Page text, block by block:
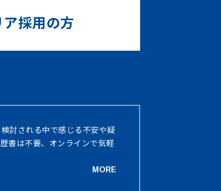
採用の方
討される中で感じる不安や疑
書は不要、オンラインで気軽
MORE